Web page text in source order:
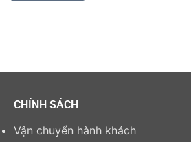
CHÍNH SÁCH
Vận chuyển hành khách